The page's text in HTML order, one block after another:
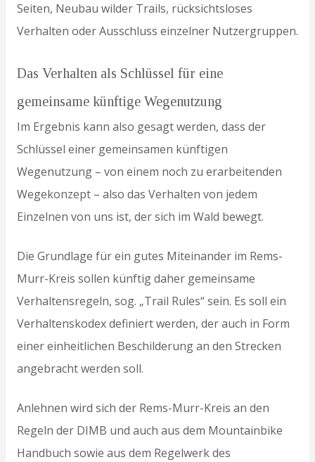
Seiten, Neubau wilder Trails, rücksichtsloses
Verhalten oder Ausschluss einzelner Nutzergruppen.
Das Verhalten als Schlüssel für eine
gemeinsame künftige Wegenutzung
Im Ergebnis kann also gesagt werden, dass der
Schlüssel einer gemeinsamen künftigen
Wegenutzung – von einem noch zu erarbeitenden
Wegekonzept – also das Verhalten von jedem
Einzelnen von uns ist, der sich im Wald bewegt.
Die Grundlage für ein gutes Miteinander im Rems-
Murr-Kreis sollen künftig daher gemeinsame
Verhaltensregeln, sog. „Trail Rules“ sein. Es soll ein
Verhaltenskodex definiert werden, der auch in Form
einer einheitlichen Beschilderung an den Strecken
angebracht werden soll.
Anlehnen wird sich der Rems-Murr-Kreis an den
Regeln der DIMB und auch aus dem Mountainbike
Handbuch sowie aus dem Regelwerk des